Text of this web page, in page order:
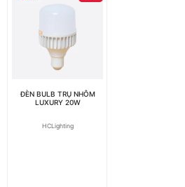
ĐÈN BULB TRỤ NHÔM
LUXURY 20W
HCLighting